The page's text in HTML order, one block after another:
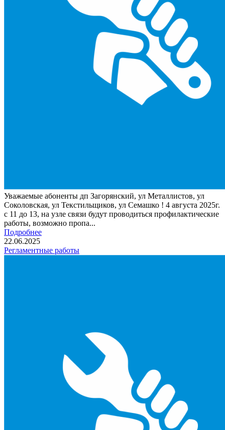
Уважаемые абоненты дп Загорянский, ул Металлистов, ул
Соколовская, ул Текстильщиков, ул Семашко ! 4 августа 2025г.
с 11 до 13, на узле связи будут проводиться профилактические
работы, возможно пропа...
Подробнее
22.06.2025
Регламентные работы